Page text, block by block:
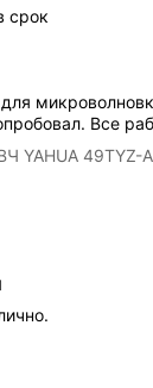
срок
Все
YAHUA 49TYZ-